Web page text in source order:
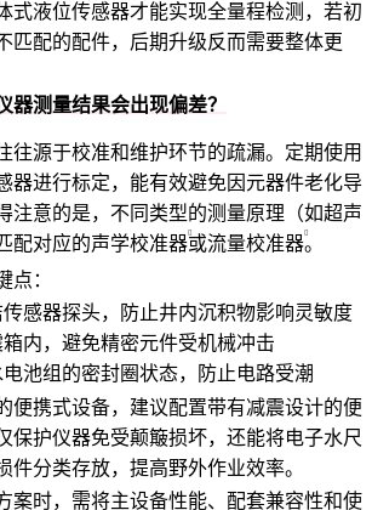
式液位传感器才能实现全量程检测，若初
匹配的配件，后期升级反而需要整体更
器测量结果会出现偏差？
往源于校准和维护环节的疏漏。定期使用
器进行标定，能有效避免因元器件老化导
注意的是，不同类型的测量原理（如超声
配对应的声学校准器或流量校准器。
点：
感器探头，防止井内沉积物影响灵敏度
内，避免精密元件受机械冲击
池组的密封圈状态，防止电路受潮
便携式设备，建议配置带有减震设计的便
保护仪器免受颠簸损坏，还能将电子水尺
件分类存放，提高野外作业效率。
案时，需将主设备性能、配套兼容性和使